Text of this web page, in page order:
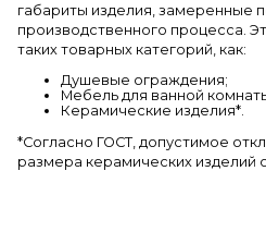
габариты изделия, замеренные
производственного процесса.
таких товарных категорий, как:
Душевые ограждения;
Мебель для ванной
Керамические изделия*.
*Cогласно ГОСТ, допустимое
размера керамических изделий